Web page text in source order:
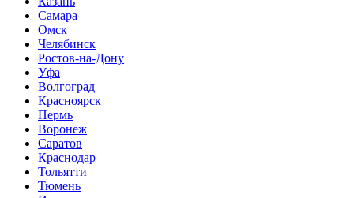
Самара
Омск
Челябинск
Ростов-на-Дону
Уфа
Волгоград
Красноярск
Пермь
Воронеж
Саратов
Краснодар
Тольятти
Тюмень